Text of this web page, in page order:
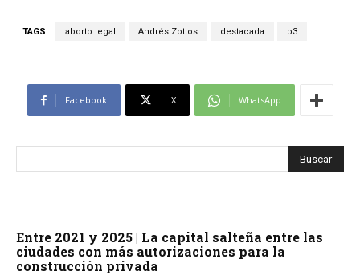
TAGS aborto legal Andrés Zottos destacada p3
Facebook X WhatsApp
Entre 2021 y 2025 | La capital salteña entre las
ciudades con más autorizaciones para la
construcción privada